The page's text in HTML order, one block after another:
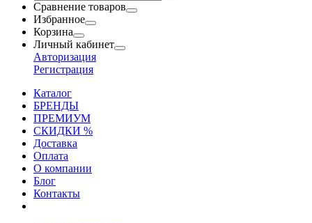
Сравнение товаров
Избранное
Корзина
Личный кабинет
Авторизация
Регистрация
Каталог
БРЕНДЫ
ПРЕМИУМ
СКИДКИ %
Доставка
Оплата
О компании
Блог
Контакты